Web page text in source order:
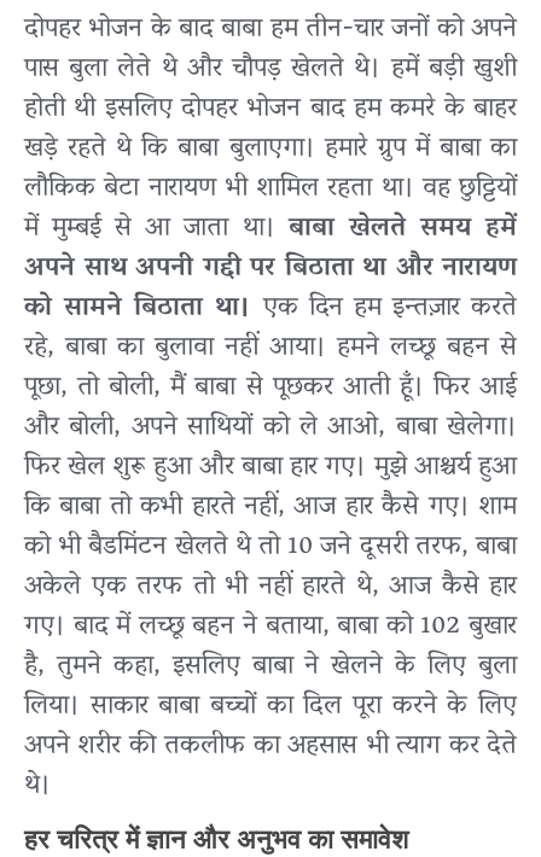
दोपहर भोजन के बाद बाबा हम तीन-चार जनों को अपने
पास बुला लेते थे और चौपड़ खेलते थे। हमें बड़ी खुशी
होती थी इसलिए दोपहर भोजन बाद हम कमरे के बाहर
खड़े रहते थे कि बाबा बुलाएगा। हमारे ग्रुप में बाबा का
लौकिक बेटा नारायण भी शामिल रहता था। वह छुट्टियों
में मुम्बई से आ जाता था।बाबा खेलते समय हमें
अपने साथ अपनी गद्दी पर बिठाता था और नारायण
को सामने बिठाता था। एक दिन हम इन्तज़ार करते
रहे, बाबा का बुलावा नहीं आया। हमने लच्छू बहन से
पूछा, तो बोली, मैं बाबा से पूछकर आती हूँ। फिर आई
और बोली, अपने साथियों को ले आओ, बाबा खेलेगा।
फिर खेल शुरू हुआ और बाबा हार गए। मुझे आश्चर्य हुआ
कि बाबा तो कभी हारते नहीं, आज हार कैसे गए। शाम
को भी बैडमिंटन खेलते थे तो 10 जने दूसरी तरफ, बाबा
अकेले एक तरफ तो भी नहीं हारते थे, आज कैसे हार
गए। बाद में लच्छू बहन ने बताया, बाबा को 102 बुखार
है, तुमने कहा, इसलिए बाबा ने खेलने के लिए बुला
लिया। साकार बाबा बच्चों का दिल पूरा करने के लिए
अपने शरीर की तकलीफ का अहसास भी त्याग कर देते
थे।
हर चरित्र में ज्ञान और अनुभव का समावेश